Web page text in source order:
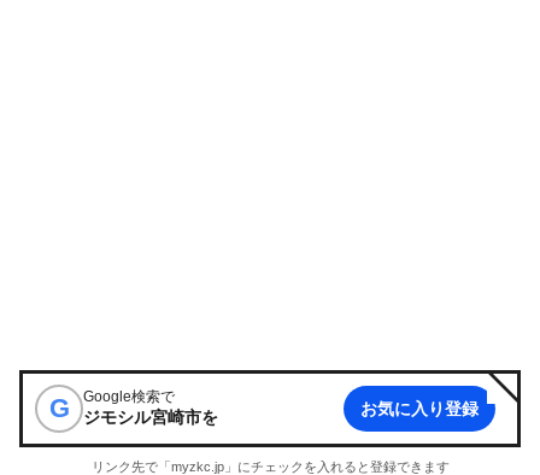
G Google検索で
ジモシル宮崎市を お気に入り登録
リンク先で「myzkc.jp」にチェックを入れると登録できます